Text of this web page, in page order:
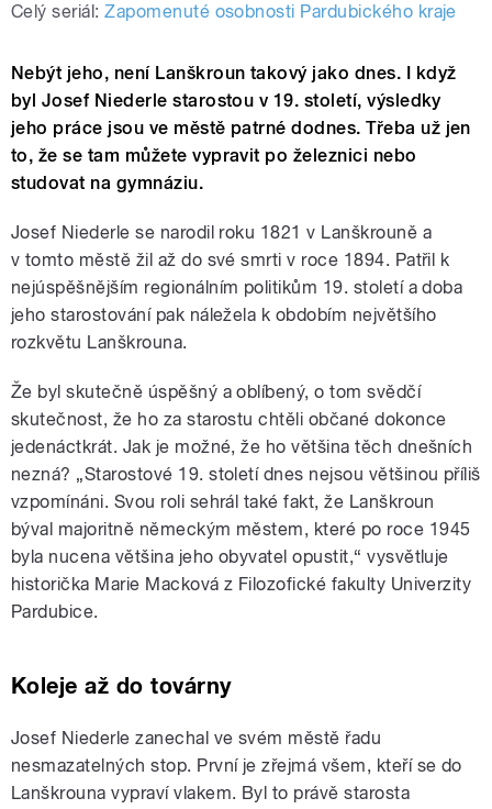
Celý seriál: Zapomenuté osobnosti Pardubického kraje
Nebýt jeho, není Lanškroun takový jako dnes. I když
byl Josef Niederle starostou v 19. století, výsledky
jeho práce jsou ve městě patrné dodnes. Třeba už jen
to, že se tam můžete vypravit po železnici nebo
studovat na gymnáziu.
Josef Niederle se narodil roku 1821 v Lanškrouně a
v tomto městě žil až do své smrti v roce 1894. Patřil k
nejúspěšnějším regionálním politikům 19. století a doba
jeho starostování pak náležela k obdobím největšího
rozkvětu Lanškrouna.
Že byl skutečně úspěšný a oblíbený, o tom svědčí
skutečnost, že ho za starostu chtěli občané dokonce
jedenáctkrát. Jak je možné, že ho většina těch dnešních
nezná? „Starostové 19. století dnes nejsou většinou příliš
vzpomínáni. Svou roli sehrál také fakt, že Lanškroun
býval majoritně německým městem, které po roce 1945
byla nucena většina jeho obyvatel opustit,“ vysvětluje
historička Marie Macková z Filozofické fakulty Univerzity
Pardubice.
Koleje až do továrny
Josef Niederle zanechal ve svém městě řadu
nesmazatelných stop. První je zřejmá všem, kteří se do
Lanškrouna vypraví vlakem. Byl to právě starosta